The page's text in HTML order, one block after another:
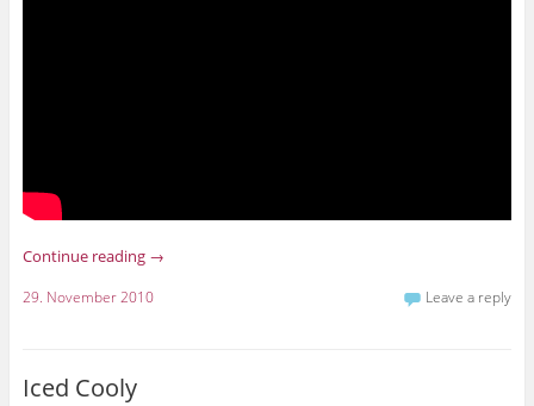
Continue reading →
29. November 2010 Leave a reply
Iced Cooly